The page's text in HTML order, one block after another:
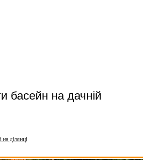
басейн на дачній
на ділянці